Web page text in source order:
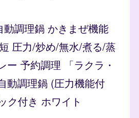
動調理鍋 かきまぜ機能
圧力/炒め/無水/煮る/蒸
ー 予約調理 「ラクラ・
動調理鍋 (圧力機能付
ク付き ホワイト